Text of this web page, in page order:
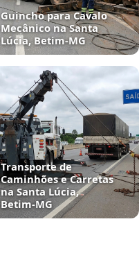
Guincho para Cavalo
Mecânico na Santa
Lúcia, Betim‑MG
Transporte de
Caminhões e Carretas
na Santa Lúcia,
Betim‑MG